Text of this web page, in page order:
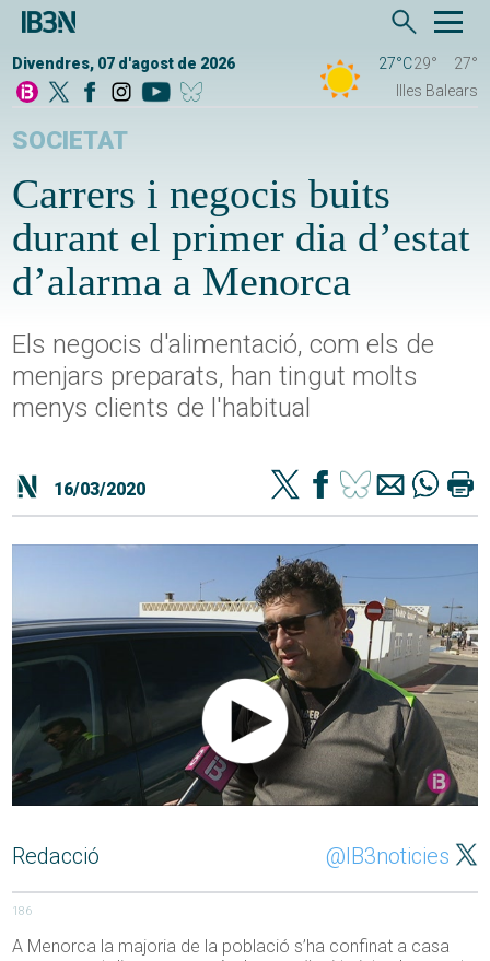
Divendres, 07 d'agost de 2026 27°C29°
27°
Illes Balears
SOCIETAT
Carrers i negocis buits
durant el primer dia d’estat
d’alarma a Menorca
Els negocis d'alimentació, com els de
menjars preparats, han tingut molts
menys clients de l'habitual
16/03/2020
Redacció @IB3noticies
186
A Menorca la majoria de la població s’ha confinat a casa